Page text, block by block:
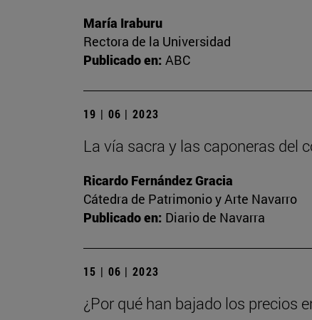
María Iraburu
Rectora de la Universidad
Publicado en: ABC
19 | 06 | 2023
La vía sacra y las caponeras del
Ricardo Fernández Gracia
Cátedra de Patrimonio y Arte Navarro
Publicado en: Diario de Navarra
15 | 06 | 2023
¿Por qué han bajado los precios